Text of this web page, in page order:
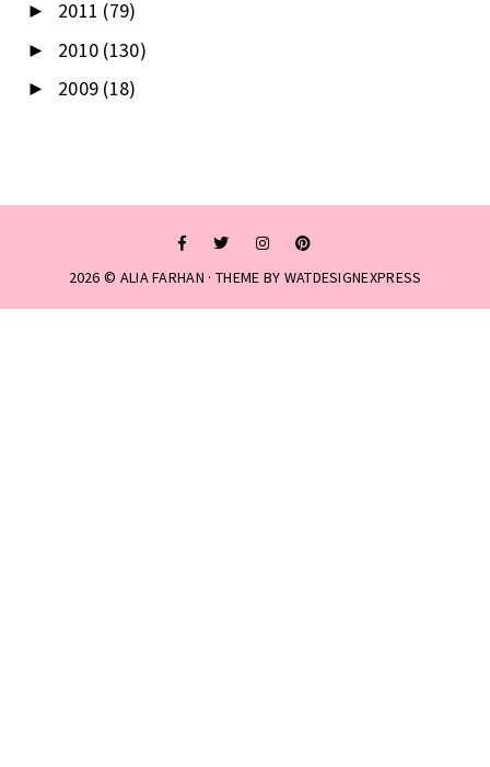
► 2011 (79)
► 2010 (130)
► 2009 (18)
2026 © ALIA FARHAN · THEME BY WATDESIGNEXPRESS